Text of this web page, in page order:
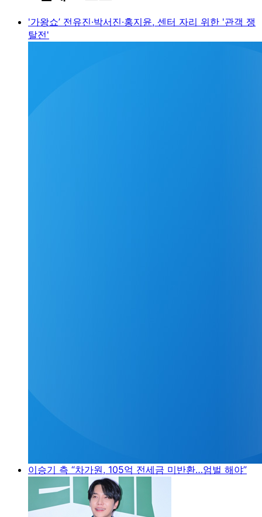
'가왕쇼’ 전유진·박서진·홍지윤, 센터 자리 위한 '관객 쟁
탈전'
이승기 측 “차가원, 105억 전세금 미반환…엄벌 해야”